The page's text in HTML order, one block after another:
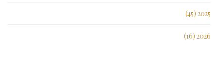
2025 (45)
2026 (16)